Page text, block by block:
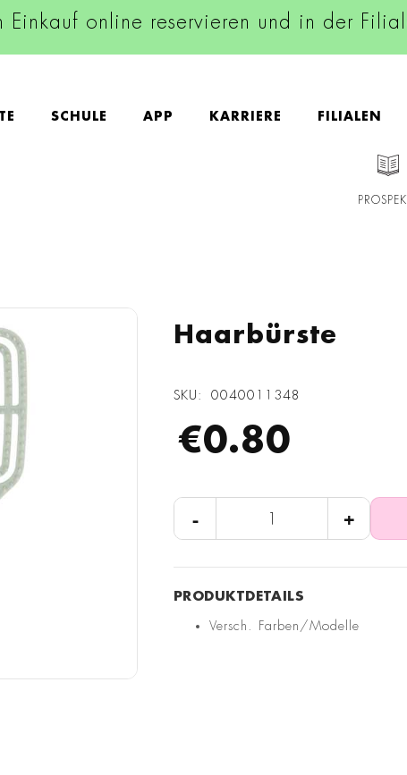
Einkauf online reservieren und in der
SCHULE APP KARRIERE FILIALEN
Haarbürste
SKU 0040011348
€0.80
- +
Versch. Farben/Modelle